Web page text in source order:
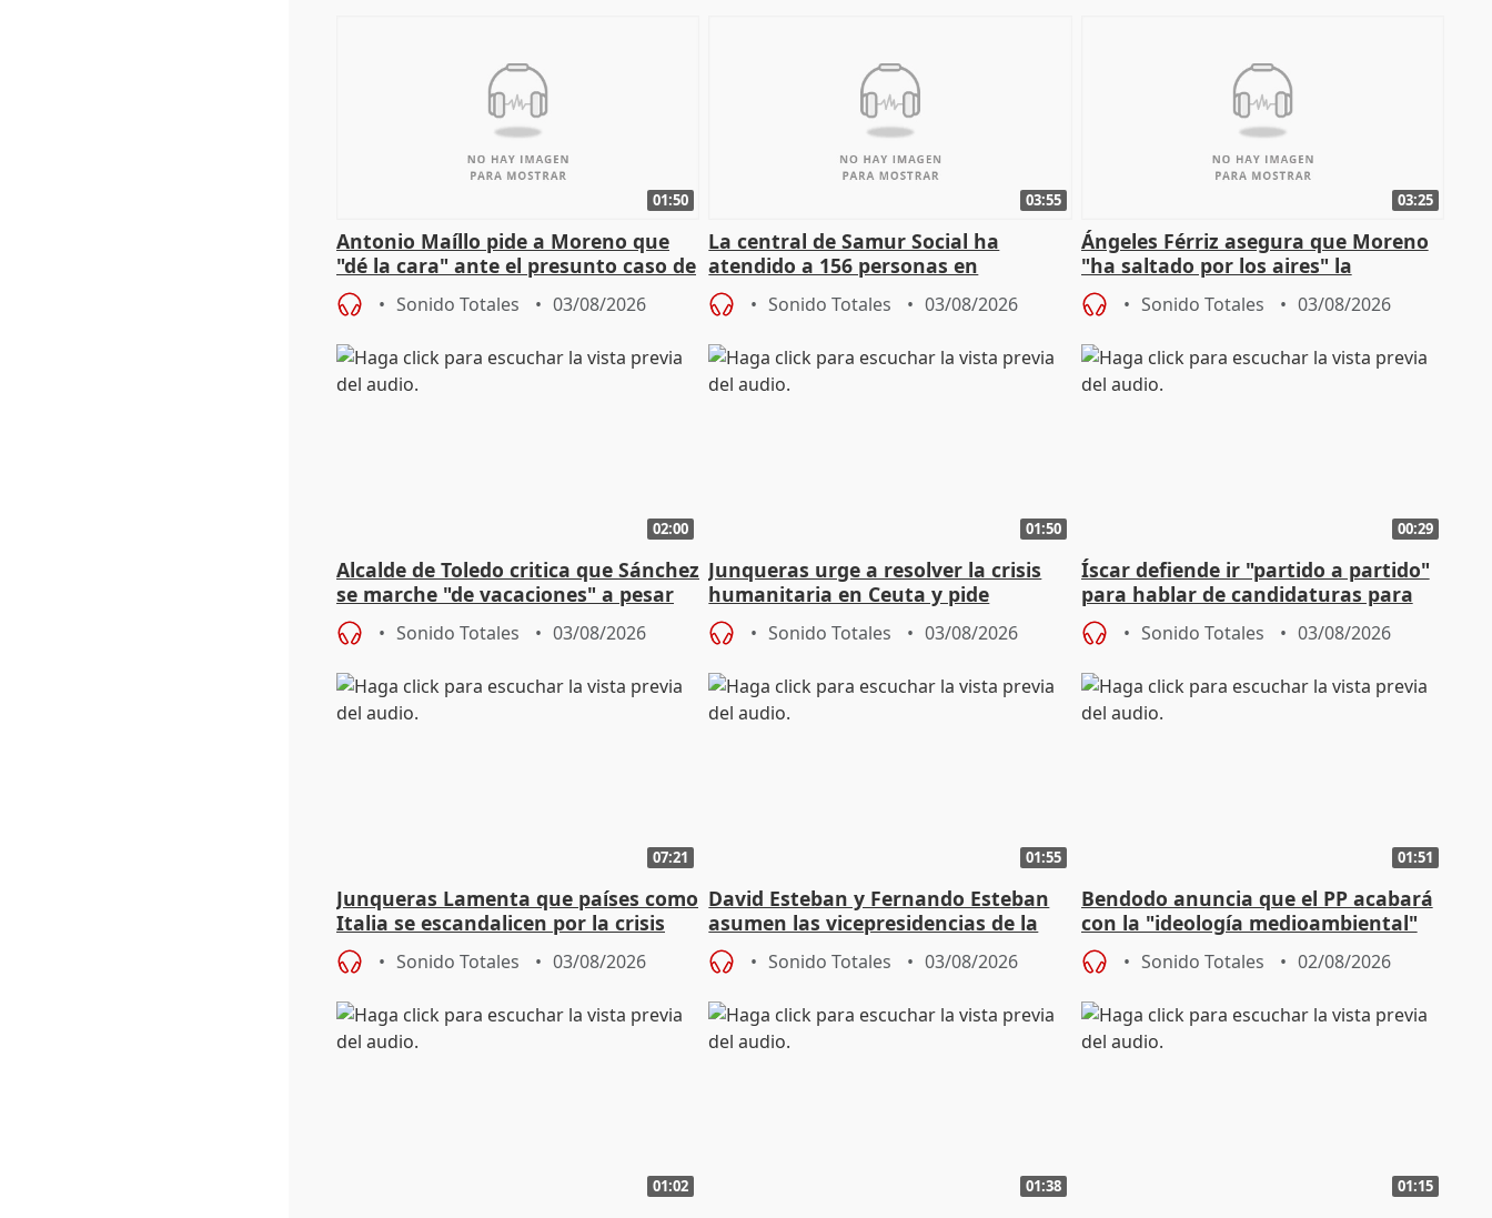
01:50
Antonio Maíllo pide a Moreno que
"dé la cara" ante el presunto caso de
acoso del CEO de ADM
Sonido Totales 03/08/2026
03:55
La central de Samur Social ha
atendido a 156 personas en
situación de calle durante Campaña
de CalorSonido Totales 03/08/2026
03:25
Ángeles Férriz asegura que Moreno
"ha saltado por los aires" la
negociación tras acuerdo con SMA
Sonido Totales 03/08/2026
02:00
Alcalde de Toledo critica que Sánchez
se marche "de vacaciones" a pesar
de la crisis migratoria
Sonido Totales 03/08/2026
01:50
Junqueras urge a resolver la crisis
humanitaria en Ceuta y pide
responsabilidad a la UE
Sonido Totales 03/08/2026
00:29
Íscar defiende ir "partido a partido"
para hablar de candidaturas para
2027
Sonido Totales 03/08/2026
07:21
Junqueras Lamenta que países como
Italia se escandalicen por la crisis
migratoria
Sonido Totales 03/08/2026
01:55
David Esteban y Fernando Esteban
asumen las vicepresidencias de la
Diputación de Valladolid
Sonido Totales 03/08/2026
01:51
Bendodo anuncia que el PP acabará
con la "ideología medioambiental"
para regenerar las playas
Sonido Totales 02/08/2026
01:02 01:38 01:15